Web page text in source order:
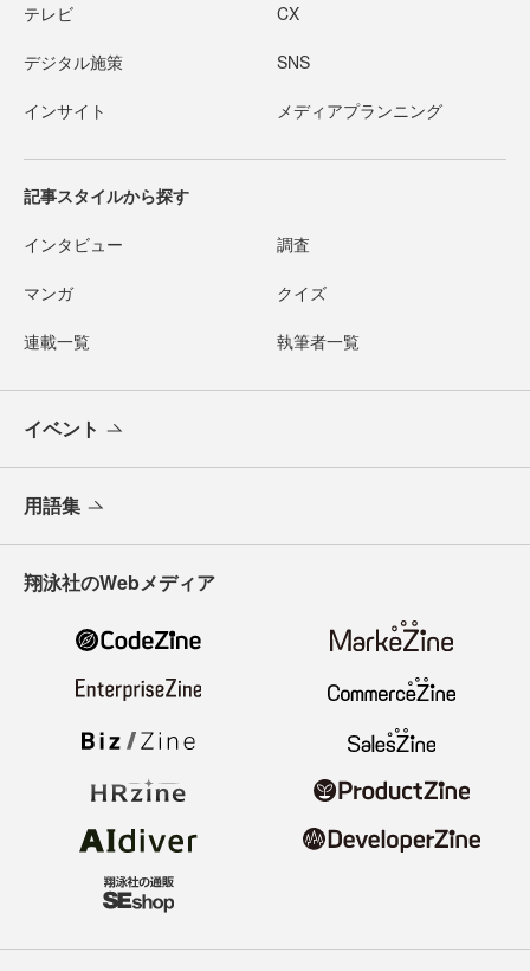
テレビ CX
デジタル施策 SNS
インサイト メディアプランニング
記事スタイルから探す
インタビュー 調査
マンガ クイズ
連載一覧 執筆者一覧
イベント
用語集
翔泳社のWebメディア